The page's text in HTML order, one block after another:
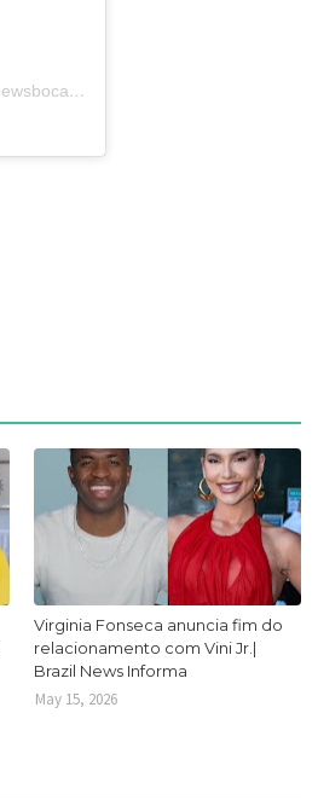
Uma publicação compartilhada por BOCA ABERTA NOTÍCIAS 🚨 (@newsbocaaberta)
Virginia Fonseca anuncia fim do
relacionamento com Vini Jr.|
Brazil News Informa
May 15, 2026